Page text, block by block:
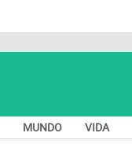
MUNDO VIDA